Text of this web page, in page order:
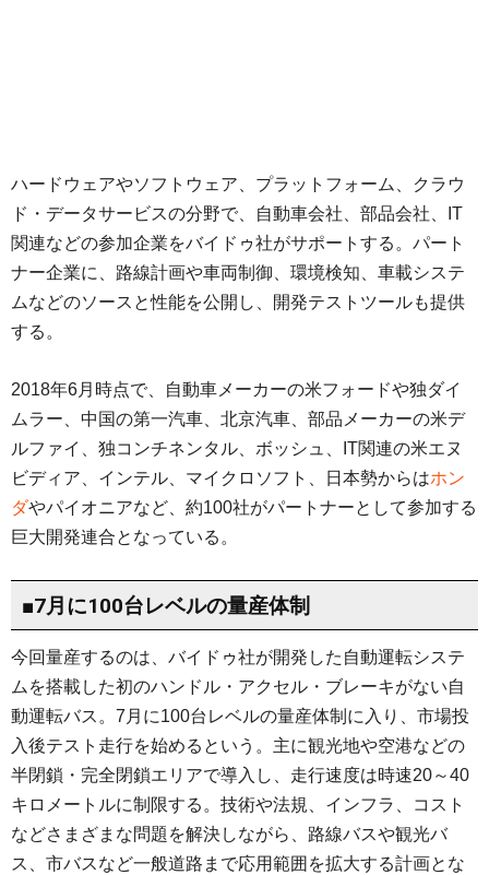
ハードウェアやソフトウェア、プラットフォーム、クラウ
ド・データサービスの分野で、自動車会社、部品会社、IT
関連などの参加企業をバイドゥ社がサポートする。パート
ナー企業に、路線計画や車両制御、環境検知、車載システ
ムなどのソースと性能を公開し、開発テストツールも提供
する。
2018年6月時点で、自動車メーカーの米フォードや独ダイ
ムラー、中国の第一汽車、北京汽車、部品メーカーの米デ
ルファイ、独コンチネンタル、ボッシュ、IT関連の米エヌ
ビディア、インテル、マイクロソフト、日本勢からはホン
ダやパイオニアなど、約100社がパートナーとして参加する
巨大開発連合となっている。
■7月に100台レベルの量産体制
今回量産するのは、バイドゥ社が開発した自動運転システ
ムを搭載した初のハンドル・アクセル・ブレーキがない自
動運転バス。7月に100台レベルの量産体制に入り、市場投
入後テスト走行を始めるという。主に観光地や空港などの
半閉鎖・完全閉鎖エリアで導入し、走行速度は時速20～40
キロメートルに制限する。技術や法規、インフラ、コスト
などさまざまな問題を解決しながら、路線バスや観光バ
ス、市バスなど一般道路まで応用範囲を拡大する計画とな